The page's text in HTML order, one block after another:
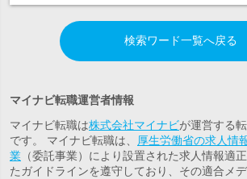
検索ワード一覧へ戻る
マイナビ転職運営者情報
マイナビ転職は株式会社マイナビが運営する
です。 マイナビ転職は、
厚生労働省の求人情
業 （委託事業）により設置された求人情報適
たガイドラインを遵守しており、その適合メ